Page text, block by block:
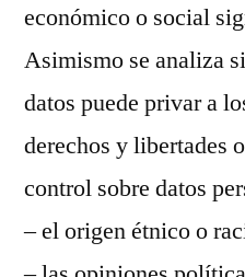
económico o social
Asimismo se analiza
datos puede privar a
derechos y libertades
control sobre datos
– el origen étnico o